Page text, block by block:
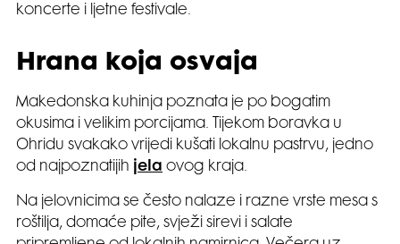
koncerte i ljetne festivale.
Hrana koja osvaja
Makedonska kuhinja poznata je po bogatim
okusima i velikim porcijama. Tijekom boravka u
Ohridu svakako vrijedi kušati lokalnu pastrvu, jedno
od najpoznatijih
jela ovog kraja.
Na jelovnicima se često nalaze i razne vrste mesa s
roštilja, domaće pite, svježi sirevi i salate